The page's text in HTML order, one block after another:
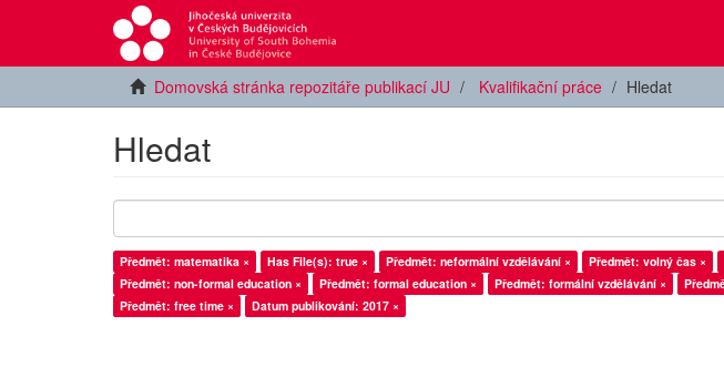
Domovská stránka repozitáře publikací JU Kvalifikační práce Hledat
Hledat
Předmět: matematika × Has File(s): true × Předmět: neformální vzdělávání × Předmět: volný čas ×
Předmět: non-formal education ×
Předmět: formal education × Předmět: formální vzdělávání ×
Předmět: free time ×
Datum publikování: 2017 ×